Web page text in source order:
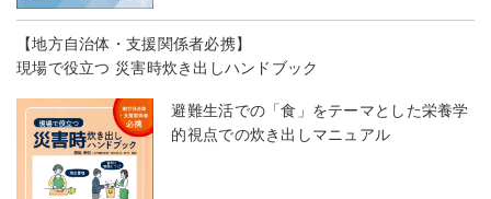
【地方自治体・支援関係者必携】
現場で役立つ 災害時炊き出しハンドブック
避難生活での「食」をテーマとした栄養学
的視点での炊き出しマニュアル